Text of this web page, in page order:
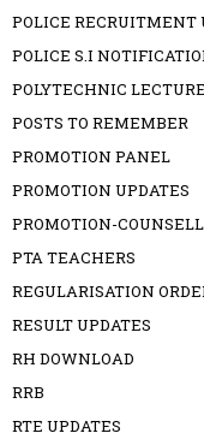
POLICE RECRUITMENT
POLICE S.I
POLYTECHNIC
POSTS TO REMEMBER
PROMOTION PANEL
PROMOTION UPDATES
PROMOTION-
PTA TEACHERS
REGULARISATION
RESULT UPDATES
RH DOWNLOAD
RRB
RTE UPDATES